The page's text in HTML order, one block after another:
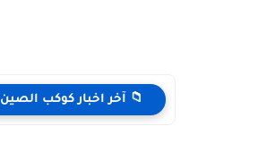
📁 آخر اخبار كوكب الصين